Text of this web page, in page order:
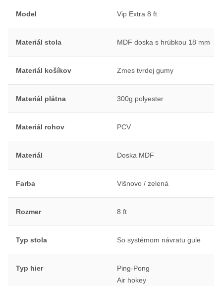
Model Vip Extra 8 ft
Materiál stola MDF doska s hrúbkou 18 mm
Materiál košíkov Zmes tvrdej gumy
Materiál plátna 300g polyester
Materiál rohov PCV
Materiál Doska MDF
Farba Višnovo / zelená
Rozmer 8 ft
Typ stola So systémom návratu gule
Typ hier
Ping-Pong
Air hokey